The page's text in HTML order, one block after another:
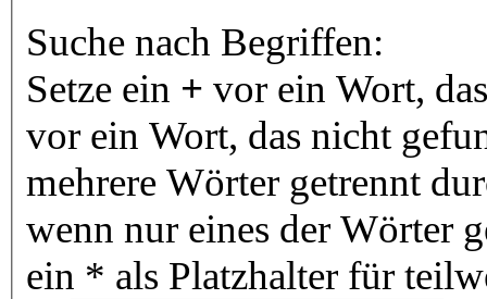
Suche nach Begriffen:
Setze ein + vor ein Wort,
vor ein Wort, das nicht
mehrere Wörter getrennt
wenn nur eines der Wörter
ein * als Platzhalter für